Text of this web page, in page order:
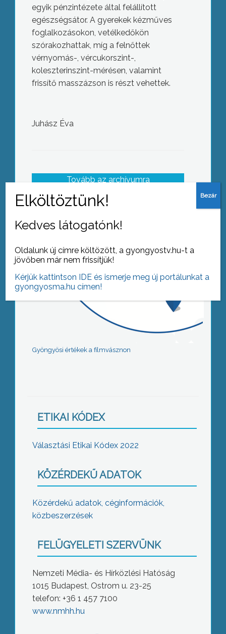
egyik pénzintézete által felállított
egészségsátor. A gyerekek kézműves
foglalkozásokon, vetélkedőkön
szórakozhattak, míg a felnőttek
vérnyomás-, vércukorszint-,
koleszterinszint-mérésen, valamint
frissítő masszázson is részt vehettek.
Juhász Éva
Tovább az archívumra
Gyöngyösi értékek a filmvásznon
ETIKAI KÓDEX
Választási Etikai Kódex 2022
KÖZÉRDEKŰ ADATOK
Közérdekű adatok, céginformációk,
közbeszerzések
FELÜGYELETI SZERVÜNK
Nemzeti Média- és Hírközlési Hatóság
1015 Budapest, Ostrom u. 23-25
telefon: +36 1 457 7100
www.nmhh.hu
Kedves látogatónk!
Oldalunk új címre költözött, a gyongyostv.hu-t a
jövőben már nem frissítjük!
Kérjük kattintson IDE és ismerje meg új portálunkat a
gyongyosma.hu címen!